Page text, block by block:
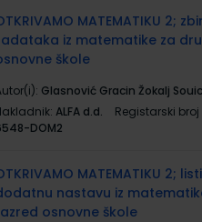
MATEMATIKU 2;
iz matematike za
škole
Glasnović Gracin Žokalj
ALFA d.d.
Registarski
DOM2
MATEMATIKU 2;
nastavu iz
osnovne škole